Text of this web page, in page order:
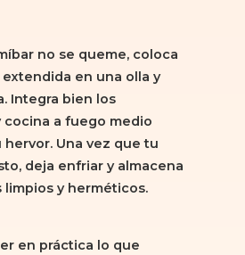
no se queme, coloca
en una olla y
Integra bien los
a fuego medio
hervor. Una vez que tu
deja enfriar y almacena
y herméticos.
en práctica lo que